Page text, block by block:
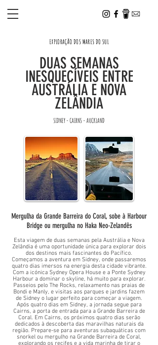
EXPLORAÇÃO DOS MARES DO SUL
DUAS SEMANAS
INESQUECÍVEIS ENTRE
AUSTRÁLIA E NOVA
ZELÂNDIA
SIDNEY - CAIRNS - AUCKLAND
Mergulha da Grande Barreira do Coral, sobe à Harbour
Bridge ou mergulha no Haka Neo-Zelandês
Esta viagem de duas semanas pela Austrália e Nova
Zelândia é uma oportunidade única para explorar dois
dos destinos mais fascinantes do Pacífico.
Começamos a aventura em Sidney, onde passaremos
quatro dias imersos na energia desta cidade vibrante.
Com a icónica Sydney Opera House e a Ponte Sydney
Harbour a dominar o skyline, há muito para explorar.
Passeios pelo The Rocks, relaxamento nas praias de
Bondi e Manly, e visitas aos parques e jardins fazem
de Sidney o lugar perfeito para começar a viagem.
Após quatro dias em Sidney, a jornada segue para
Cairns, a porta de entrada para a Grande Barreira de
Coral. Em Cairns, os próximos quatro dias serão
dedicados à descoberta das maravilhas naturais da
região. Prepare-se para aventuras subaquáticas com
snorkel ou mergulho na Grande Barreira de Coral,
explorando os recifes e a vida marinha de tirar o